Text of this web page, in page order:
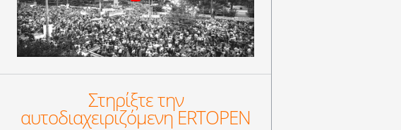
Στηρίξτε την
αυτοδιαχειριζόμενη ERTOPEN